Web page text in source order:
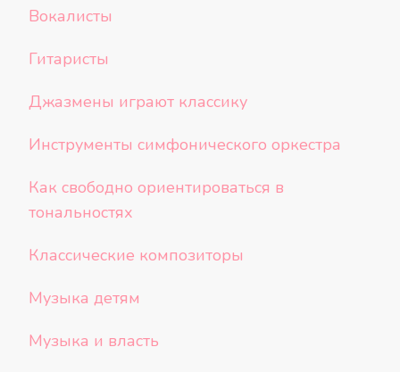
Вокалисты
Гитаристы
Джазмены играют классику
Инструменты симфонического оркестра
Как свободно ориентироваться в
тональностях
Классические композиторы
Музыка детям
Музыка и власть